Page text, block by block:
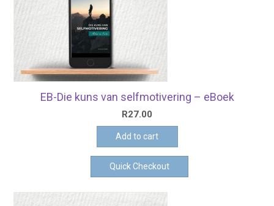
EB-Die kuns van selfmotivering – eBoek
R27.00
Add to cart
Quick Checkout